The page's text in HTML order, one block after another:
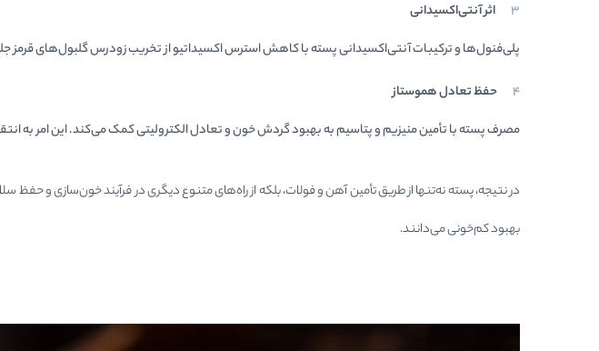
اثر آنتی‌اکسیدانی
پلی‌فنول‌ها و ترکیبات آنتی‌اکسیدانی پسته با کاهش استرس اکسیداتیو از تخریب زودرس گلبول‌های قرمز
حفظ تعادل هموستاز
مصرف پسته با تأمین منیزیم و پتاسیم به بهبود گردش خون و تعادل الکترولیتی کمک می‌کند. این امر
در نتیجه، پسته نه‌تنها از طریق تأمین آهن و فولات، بلکه از راه‌های متنوع دیگری در فرآیند خون‌سازی و
بهبود کم‌خونی می‌دانند.